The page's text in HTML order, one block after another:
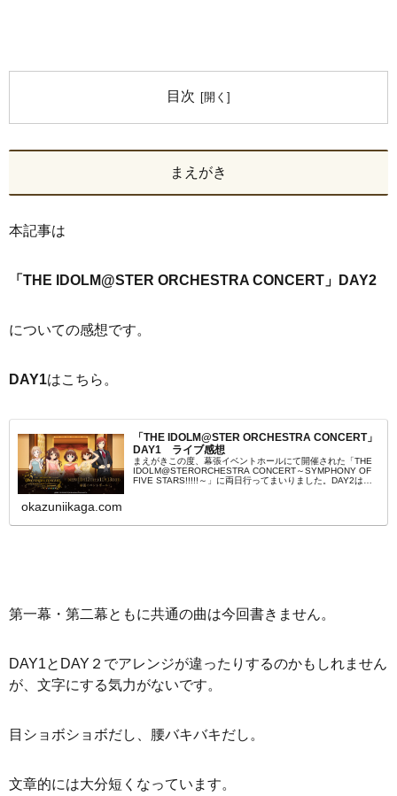
目次
まえがき
本記事は
「THE IDOLM@STER ORCHESTRA CONCERT」DAY2
についての感想です。
DAY1はこちら。
「THE IDOLM@STER ORCHESTRA CONCERT」
DAY1 ライブ感想
まえがきこの度、幕張イベントホールにて開催された「THE
IDOLM@STERORCHESTRA CONCERT～SYMPHONY OF
FIVE STARS!!!!!～」に両日行ってまいりました。DAY2はこ
okazuniikaga.com
第一幕・第二幕ともに共通の曲は今回書きません。
DAY1とDAY２でアレンジが違ったりするのかもしれません
が、文字にする気力がないです。
目ショボショボだし、腰バキバキだし。
文章的には大分短くなっています。